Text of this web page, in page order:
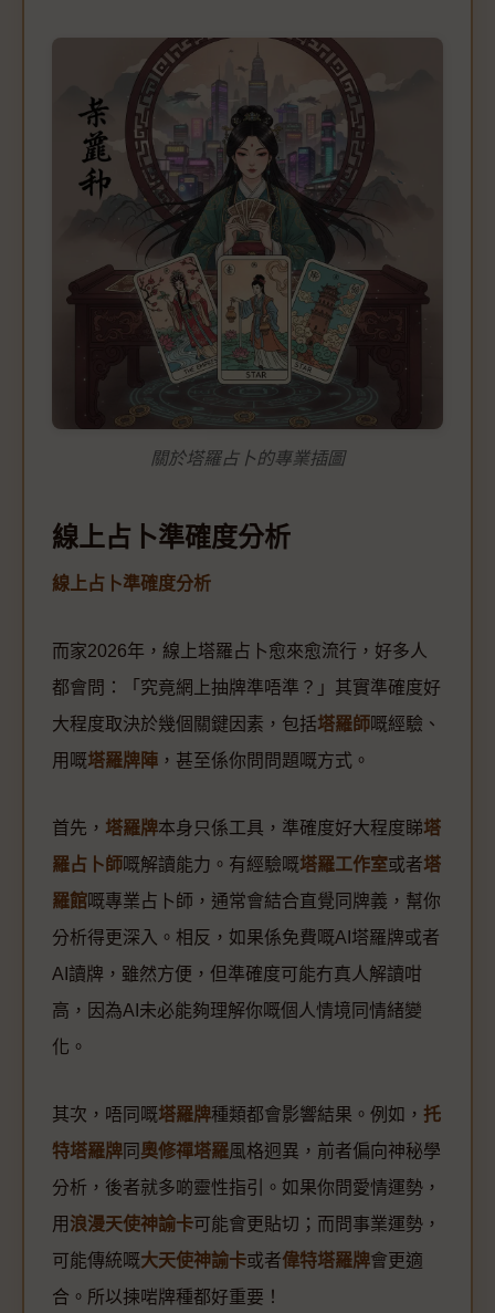
關於塔羅占卜的專業插圖
線上占卜準確度分析
線上占卜準確度分析
而家2026年，線上塔羅占卜愈來愈流行，好多人
都會問：「究竟網上抽牌準唔準？」其實準確度好
大程度取決於幾個關鍵因素，包括塔羅師嘅經驗、
用嘅塔羅牌陣 ，甚至係你問問題嘅方式。
首先， 塔羅牌本身只係工具，準確度好大程度睇塔
羅占卜師嘅解讀能力。有經驗嘅塔羅工作室或者塔
羅館嘅專業占卜師，通常會結合直覺同牌義，幫你
分析得更深入。相反，如果係免費嘅AI塔羅牌或者
AI讀牌，雖然方便，但準確度可能冇真人解讀咁
高，因為AI未必能夠理解你嘅個人情境同情緒變
化。
其次，唔同嘅塔羅牌種類都會影響結果。例如， 托
特塔羅牌 同 奧修禪塔羅風格迥異，前者偏向神秘學
分析，後者就多啲靈性指引。如果你問愛情運勢，
用 浪漫天使神諭卡可能會更貼切；而問事業運勢，
可能傳統嘅大天使神諭卡或者偉特塔羅牌會更適
合。所以揀啱牌種都好重要！